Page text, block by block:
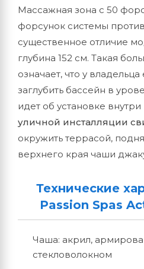
Массажная зона с 50
форсунок системы
существенное отличие
глубина 152 см. Такая
означает, что у
заглубить бассейн в
идет об установке
уличной инсталляции
окружить террасой,
верхнего края чаши
Технические
Passion Spas
Чаша: акрил,
стекловолокном